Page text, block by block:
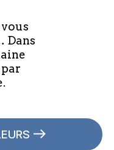
Dans